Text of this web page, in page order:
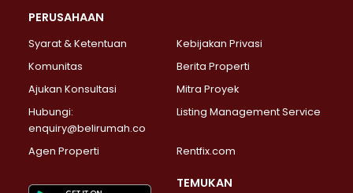
Properti Dijual di Lebak Bulus >
Properti Dijual di Gandaria Selatan >
Properti Dijual di Pondok Labu >
Properti Dijual di Lenteng Agung >
Properti Dijual di Senayan >
Properti Dijual di Pondok Pinang >
Properti Dijual di Kebayoran Lama >
PERUSAHAAN
Syarat & Ketentuan
Kebijakan Privasi
Komunitas
Berita Properti
Ajukan Konsultasi
Mitra Proyek
Hubungi:
enquiry@belirumah.co
Listing Management Service
Agen Properti Rentfix.com
TEMUKAN